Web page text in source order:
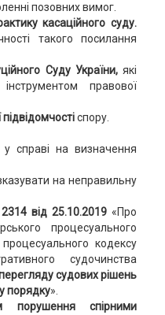
позовних вимог.
касаційного суду.
такого посилання
Суду України,які
правової
спору.
справі на визначення
на неправильну
від 25.10.2019«Про
процесуального
кодексу
судочинства
судових рішень
порядку».
порушення спірними